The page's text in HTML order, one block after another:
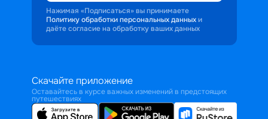
Нажимая «Подписаться» вы принимаете
Политику обработки персональных данных и
даёте согласие на обработку ваших данных
Скачайте приложение
Оставайтесь в курсе важных изменений в предстоящих
путешествиях